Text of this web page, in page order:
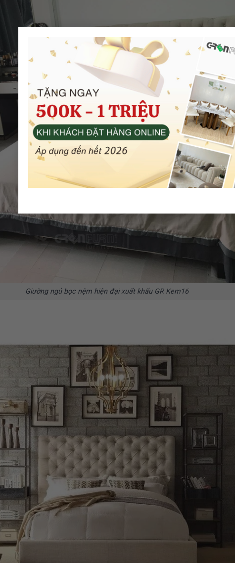
Giường ngủ bọc nệm hiện đại xuất khẩu GR Kem16